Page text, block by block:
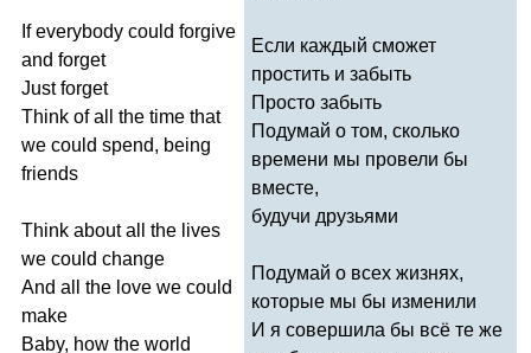
If everybody could forgive
and forget
Just forget
Think of all the time that
we could spend, being
friends
Think about all the lives
we could change
And all the love we could
make
Baby, how the world
Если каждый сможет
простить и забыть
Просто забыть
Подумай о том, сколько
времени мы провели бы
вместе,
будучи друзьями
Подумай о всех жизнях,
которые мы бы изменили
И я совершила бы всё те же